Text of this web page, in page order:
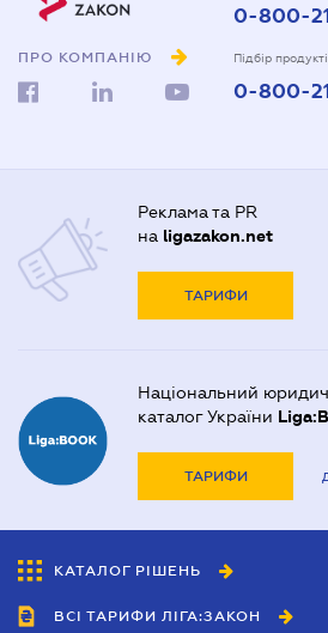
ПРО КОМПАНІЮ
0-800-
Підбір
0-800-
Реклама та PR
на ligazakon.net
ТАРИФИ
Національний
каталог України
ТАРИФИ
КАТАЛОГ РІШЕНЬ
ВСІ ТАРИФИ ЛІГА:ЗАКОН